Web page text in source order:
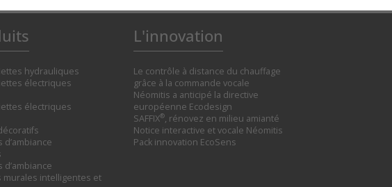
hydrauliques
électriques
électriques
murales intelligentes et
L'innovation
Le contrôle à distance du chauffage
grâce à la commande vocale
Néomitis a anticipé la directive
européenne Ecodesign
SAFFIX®, rénovez en milieu amianté
Notice interactive et vocale Néomitis
Pack innovation EcoSens